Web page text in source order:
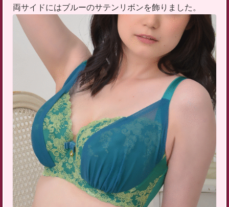
両サイドにはブルーのサテンリボンを飾りました。